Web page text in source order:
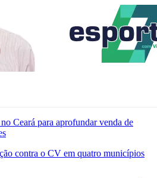
Ceará para aprofundar venda de
contra o CV em quatro municípios